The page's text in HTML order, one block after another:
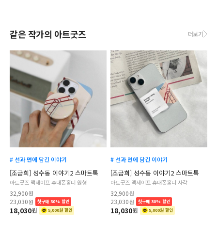
같은 작가의 아트굿즈 더보기
# 선과 면에 담긴 이야기
[조금희] 성수동 이야기2 스마트톡
아트굿즈 맥세이프 휴대폰홀더 원형
32,900원
23,030원 첫구매 30% 할인
18,030원 5,000원 할인
# 선과 면에 담긴 이야기
[조금희] 성수동 이야기2 스마트톡
아트굿즈 맥세이프 휴대폰홀더 사각
32,900원
23,030원 첫구매 30% 할인
18,030원 5,000원 할인